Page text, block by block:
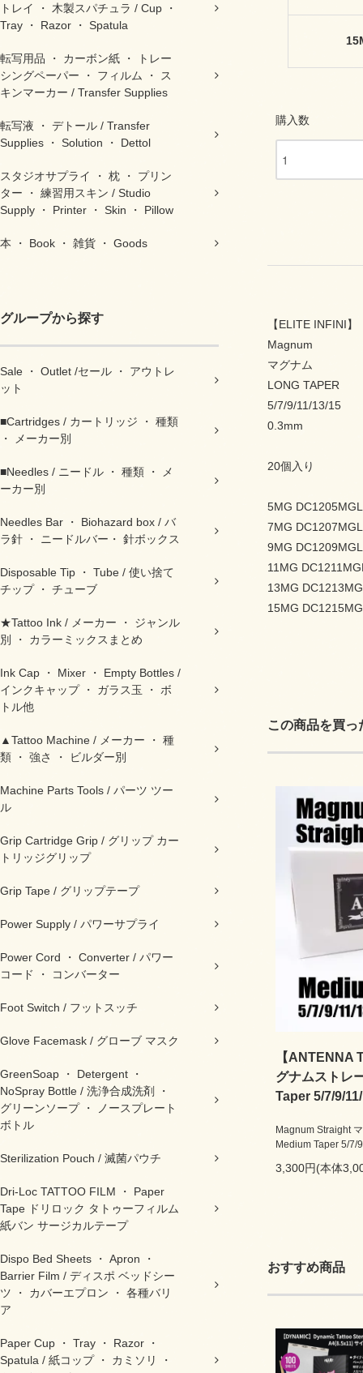
トレイ ・ 木製スパチュラ / Cup ・
Tray ・ Razor ・ Spatula
転写用品 ・ カーボン紙 ・ トレー
シングペーパー ・ フィルム ・ ス
キンマーカー / Transfer Supplies
転写液 ・ デトール / Transfer
Supplies ・ Solution ・ Dettol
スタジオサプライ ・ 枕 ・ プリン
ター ・ 練習用スキン / Studio
Supply ・ Printer ・ Skin ・ Pillow
本 ・ Book ・ 雑貨 ・ Goods
グループから探す
Sale ・ Outlet /セール ・ アウトレ
ット
■Cartridges / カートリッジ ・ 種類
・ メーカー別
■Needles / ニードル ・ 種類 ・ メ
ーカー別
Needles Bar ・ Biohazard box / バ
ラ針 ・ ニードルバー・ 針ボックス
Disposable Tip ・ Tube / 使い捨て
チップ ・ チューブ
★Tattoo Ink / メーカー ・ ジャンル
別 ・ カラーミックスまとめ
Ink Cap ・ Mixer ・ Empty Bottles /
インクキャップ ・ ガラス玉 ・ ボ
トル他
▲Tattoo Machine / メーカー ・ 種
類 ・ 強さ ・ ビルダー別
Machine Parts Tools / パーツ ツー
ル
Grip Cartridge Grip / グリップ カー
トリッジグリップ
Grip Tape / グリップテープ
Power Supply / パワーサプライ
Power Cord ・ Converter / パワー
コード ・ コンバーター
Foot Switch / フットスッチ
Glove Facemask / グローブ マスク
GreenSoap ・ Detergent ・
NoSpray Bottle / 洗浄合成洗剤 ・
グリーンソープ ・ ノースプレート
ボトル
Sterilization Pouch / 滅菌パウチ
Dri-Loc TATTOO FILM ・ Paper
Tape ドリロック タトゥーフィルム
紙バン サージカルテープ
Dispo Bed Sheets ・ Apron ・
Barrier Film / ディスポ ベッドシー
ツ ・ カバーエプロン ・ 各種バリ
ア
Paper Cup ・ Tray ・ Razor ・
Spatula / 紙コップ ・ カミソリ ・
購入数
【ELITE INFINI】
Magnum
マグナム
LONG TAPER
5/7/9/11/13/15
0.3mm
20個入り
5MG DC1205MGL
7MG DC1207MGL
9MG DC1209MGL
11MG
13MG
15MG
この商品を買
【ANTENNA
グナムストレ
Taper 5/7/9/
Magnum Straight
Medium Taper 5/7/
3,300円(本体
おすすめ商品